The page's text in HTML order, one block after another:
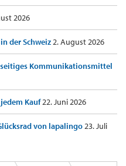
2026
der Schweiz2. August 2026
Kommunikationsmittel
Kauf22. Juni 2026
von lapalingo23. Juli